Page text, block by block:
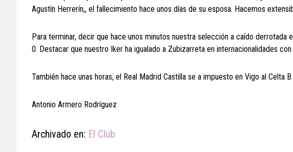
Agustín Herrerín,, el fallecimiento hace unos días de su esposa. Hacemos
Para terminar, decir que hace unos minutos nuestra selección a caído
0. Destacar que nuestro Iker ha igualado a Zubizarreta en internacionalidades
También hace unas horas, el Real Madrid Castilla se a impuesto en Vigo al Celta
Antonio Armero Rodríguez
Archivado en: El Club